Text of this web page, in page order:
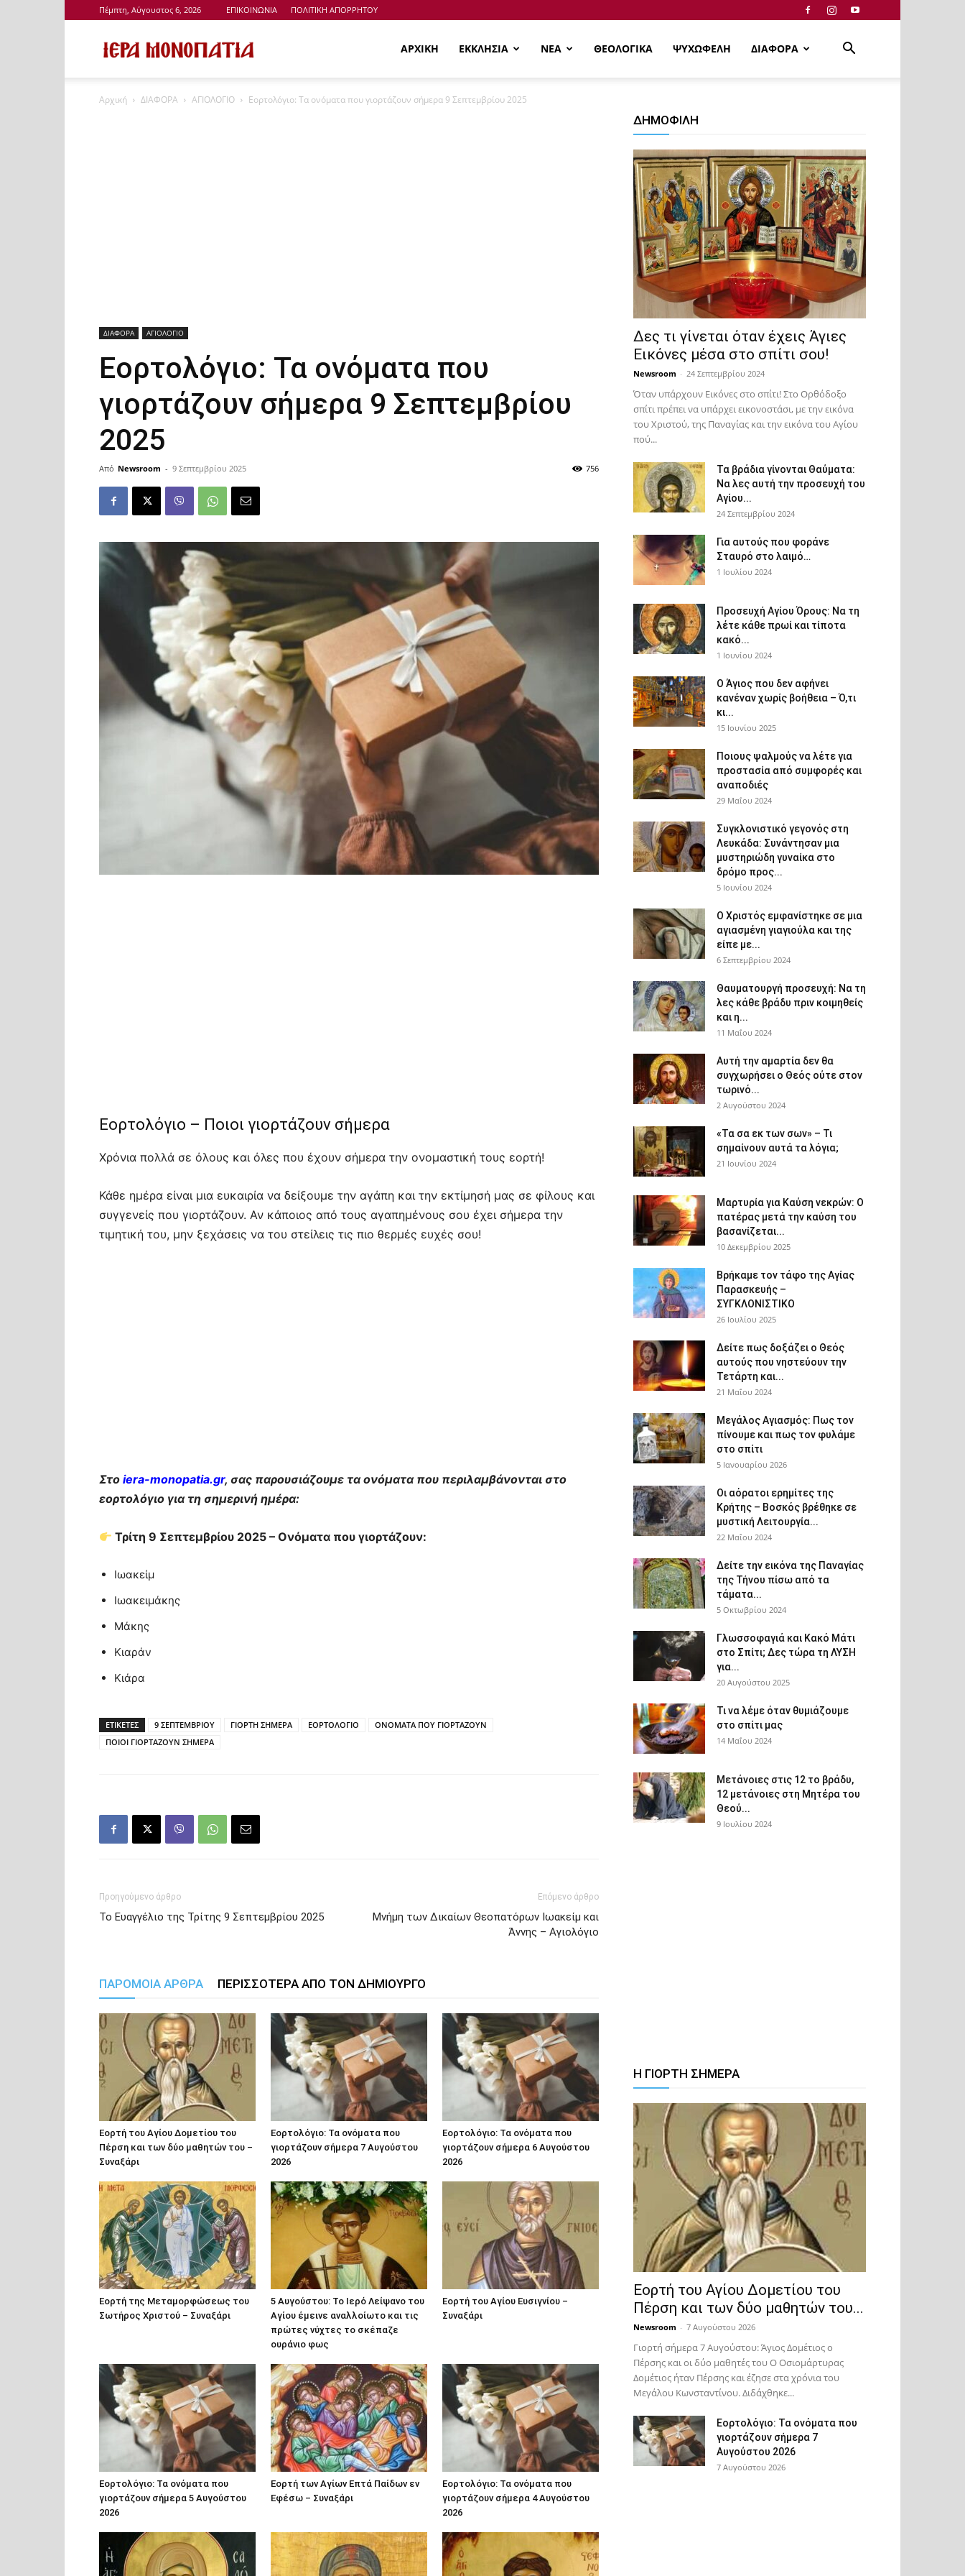
Πέμπτη, Αύγουστος 6, 2026 ΕΠΙΚΟΙΝΩΝΙΑ ΠΟΛΙΤΙΚΗ ΑΠΟΡΡΗΤΟΥ
Μονοπάτια
ΑΡΧΙΚΗ ΕΚΚΛΗΣΙΑ ΝΕΑ ΘΕΟΛΟΓΙΚΑ ΨΥΧΩΦΕΛΗ ΔΙΑΦΟΡΑ
Αρχική ΔΙΑΦΟΡΑ ΑΓΙΟΛΟΓΙΟ Εορτολόγιο: Τα ονόματα που γιορτάζουν σήμερα 9 Σεπτεμβρίου 2025
ΔΙΑΦΟΡΑ ΑΓΙΟΛΟΓΙΟ
Εορτολόγιο: Τα ονόματα που
γιορτάζουν σήμερα 9 Σεπτεμβρίου
2025
Από Newsroom - 9 Σεπτεμβρίου 2025 756
Εορτολόγιο – Ποιοι γιορτάζουν σήμερα
Χρόνια πολλά σε όλους και όλες που έχουν σήμερα την ονομαστική τους εορτή!
Κάθε ημέρα είναι μια ευκαιρία να δείξουμε την αγάπη και την εκτίμησή μας σε φίλους και
συγγενείς που γιορτάζουν. Αν κάποιος από τους αγαπημένους σου έχει σήμερα την
τιμητική του, μην ξεχάσεις να του στείλεις τις πιο θερμές ευχές σου!
Στο iera-monopatia.gr, σας παρουσιάζουμε τα ονόματα που περιλαμβάνονται στο
εορτολόγιο για τη σημερινή ημέρα:
Τρίτη 9 Σεπτεμβρίου 2025 – Ονόματα που γιορτάζουν:
Ιωακείμ
Ιωακειμάκης
Μάκης
Κιαράν
Κιάρα
ΕΤΙΚΕΤΕΣ 9 ΣΕΠΤΕΜΒΡΙΟΥ ΓΙΟΡΤΗ ΣΗΜΕΡΑ ΕΟΡΤΟΛΟΓΙΟ
ΟΝΟΜΑΤΑ ΠΟΥ ΓΙΟΡΤΑΖΟΥΝ
ΠΟΙΟΙ ΓΙΟΡΤΑΖΟΥΝ ΣΗΜΕΡΑ
Προηγούμενο άρθρο
Το Ευαγγέλιο της Τρίτης 9 Σεπτεμβρίου 2025
Επόμενο άρθρο
Μνήμη των Δικαίων Θεοπατόρων Ιωακείμ και
Άννης – Αγιολόγιο
ΠΑΡΟΜΟΙΑ ΑΡΘΡΑ ΠΕΡΙΣΣΟΤΕΡΑ ΑΠΟ ΤΟΝ ΔΗΜΙΟΥΡΓΟ
Εορτή του Αγίου Δομετίου του
Πέρση και των δύο μαθητών του –
Συναξάρι
Εορτολόγιο: Τα ονόματα που
γιορτάζουν σήμερα 7 Αυγούστου
2026
Εορτολόγιο: Τα ονόματα που
γιορτάζουν σήμερα 6 Αυγούστου
2026
Εορτή της Μεταμορφώσεως του
Σωτήρος Χριστού – Συναξάρι
5 Αυγούστου: Το Ιερό Λείψανο του
Αγίου έμεινε αναλλοίωτο και τις
πρώτες νύχτες το σκέπαζε
ουράνιο φως
Εορτή του Αγίου Ευσιγνίου –
Συναξάρι
Εορτολόγιο: Τα ονόματα που
γιορτάζουν σήμερα 5 Αυγούστου
2026
Εορτή των Αγίων Επτά Παίδων εν
Εφέσω – Συναξάρι
Εορτολόγιο: Τα ονόματα που
γιορτάζουν σήμερα 4 Αυγούστου
2026
ΔΗΜΟΦΙΛΗ
Δες τι γίνεται όταν έχεις Άγιες
Εικόνες μέσα στο σπίτι σου!
Newsroom - 24 Σεπτεμβρίου 2024
Όταν υπάρχουν Εικόνες στο σπίτι! Στο Ορθόδοξο
σπίτι πρέπει να υπάρχει εικονοστάσι, με την εικόνα
του Χριστού, της Παν­αγίας και την εικόνα του Αγίου
πού...
Τα βράδια γίνονται Θαύματα:
Να λες αυτή την προσευχή του
Αγίου...
24 Σεπτεμβρίου 2024
Για αυτούς που φοράνε
Σταυρό στο λαιμό…
1 Ιουλίου 2024
Προσευχή Αγίου Όρους: Να τη
λέτε κάθε πρωί και τίποτα
κακό...
1 Ιουνίου 2024
Ο Άγιος που δεν αφήνει
κανέναν χωρίς βοήθεια – Ό,τι
κι...
15 Ιουνίου 2025
Ποιους ψαλμούς να λέτε για
προστασία από συμφορές και
αναποδιές
29 Μαΐου 2024
Συγκλονιστικό γεγονός στη
Λευκάδα: Συνάντησαν μια
μυστηριώδη γυναίκα στο
δρόμο προς...
5 Ιουνίου 2024
Ο Χριστός εμφανίστηκε σε μια
αγιασμένη γιαγιούλα και της
είπε με...
6 Σεπτεμβρίου 2024
Θαυματουργή προσευχή: Να τη
λες κάθε βράδυ πριν κοιμηθείς
και η...
11 Μαΐου 2024
Αυτή την αμαρτία δεν θα
συγχωρήσει ο Θεός ούτε στον
τωρινό...
2 Αυγούστου 2024
«Τα σα εκ των σων» – Τι
σημαίνουν αυτά τα λόγια;
21 Ιουνίου 2024
Μαρτυρία για Καύση νεκρών: Ο
πατέρας μετά την καύση του
βασανίζεται...
10 Δεκεμβρίου 2025
Βρήκαμε τον τάφο της Αγίας
Παρασκευής –
ΣΥΓΚΛΟΝΙΣΤΙΚΟ
26 Ιουλίου 2025
Δείτε πως δοξάζει ο Θεός
αυτούς που νηστεύουν την
Τετάρτη και...
21 Μαΐου 2024
Μεγάλος Αγιασμός: Πως τον
πίνουμε και πως τον φυλάμε
στο σπίτι
5 Ιανουαρίου 2026
Οι αόρατοι ερημίτες της
Κρήτης – Βοσκός βρέθηκε σε
μυστική Λειτουργία...
22 Μαΐου 2024
Δείτε την εικόνα της Παναγίας
της Τήνου πίσω από τα
τάματα...
5 Οκτωβρίου 2024
Γλωσσοφαγιά και Κακό Μάτι
στο Σπίτι; Δες τώρα τη ΛΥΣΗ
για...
20 Αυγούστου 2025
Τι να λέμε όταν θυμιάζουμε
στο σπίτι μας
14 Μαΐου 2024
Μετάνοιες στις 12 το βράδυ,
12 μετάνοιες στη Μητέρα του
Θεού...
9 Ιουλίου 2024
Η ΓΙΟΡΤΗ ΣΗΜΕΡΑ
Εορτή του Αγίου Δομετίου του
Πέρση και των δύο μαθητών του...
Newsroom - 7 Αυγούστου 2026
Γιορτή σήμερα 7 Αυγούστου: Άγιος Δομέτιος ο
Πέρσης και οι δύο μαθητές του Ο Oσιομάρτυρας
Δομέτιος ήταν Πέρσης και έζησε στα χρόνια του
Μεγάλου Κωνσταντίνου. Διδάχθηκε...
Εορτολόγιο: Τα ονόματα που
γιορτάζουν σήμερα 7
Αυγούστου 2026
7 Αυγούστου 2026